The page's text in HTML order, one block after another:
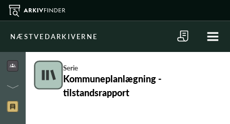
NÆSTVEDARKIVERNE
Serie
Kommuneplanlægning -
tilstandsrapport